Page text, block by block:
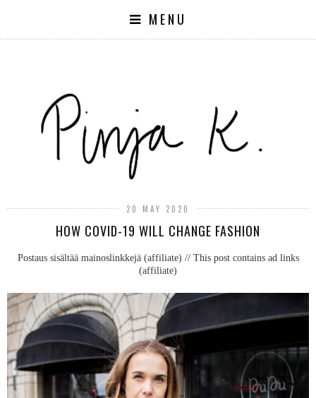
MENU
20 MAY 2020
HOW COVID-19 WILL CHANGE FASHION
Postaus sisältää mainoslinkkejä (affiliate) // This post contains ad links
(affiliate)